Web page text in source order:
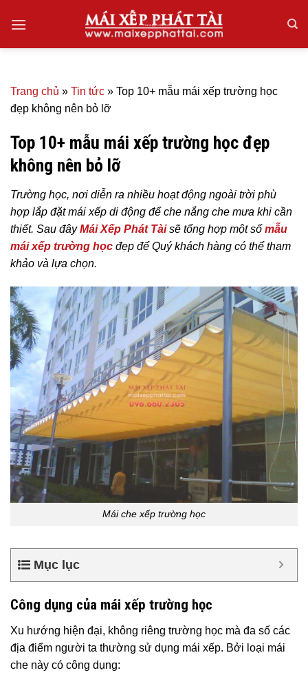
Trang chủ » Tin tức » Top 10+ mẫu mái xếp trường học
đẹp không nên bỏ lỡ
Top 10+ mẫu mái xếp trường học đẹp
không nên bỏ lỡ
Trường học, nơi diễn ra nhiều hoạt động ngoài trời phù
hợp lắp đặt mái xếp di động để che nắng che mưa khi cần
thiết. Sau đâyMái Xếp Phát Tàisẽ tổng hợp một số mẫu
mái xếp trường học đẹp để Quý khách hàng có thể tham
khảo và lựa chọn.
Mái che xếp trường học
Mục lục
Công dụng của mái xếp trường học
Xu hướng hiện đại, không riêng trường học mà đa số các
địa điểm người ta thường sử dụng mái xếp. Bởi loại mái
che này có công dụng: